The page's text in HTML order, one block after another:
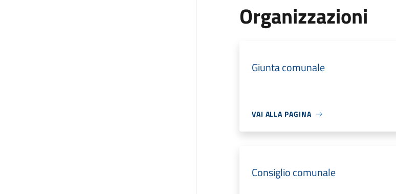
Organizzazioni
Giunta comunale
VAI ALLA PAGINA
Consiglio comunale